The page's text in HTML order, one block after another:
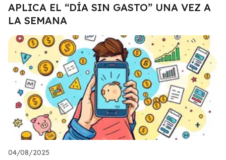
APLICA EL “DÍA SIN GASTO” UNA VEZ A
LA SEMANA
04/08/2025